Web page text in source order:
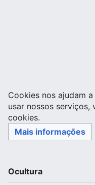
Cookies nos ajudam
usar nossos
cookies.
Mais informações
Ocultura